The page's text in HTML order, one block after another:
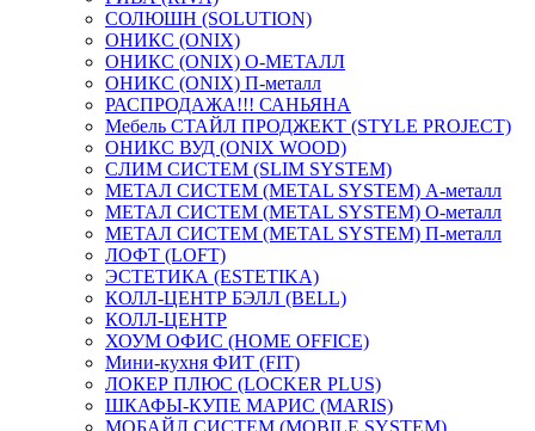
СОЛЮШН (SOLUTION)
ОНИКС (ONIX)
ОНИКС (ONIX) O-МЕТАЛЛ
ОНИКС (ONIX) П-металл
РАСПРОДАЖА!!! САНЬЯНА
Мебель СТАЙЛ ПРОДЖЕКТ (STYLE PROJECT)
ОНИКС ВУД (ONIX WOOD)
СЛИМ СИСТЕМ (SLIM SYSTEM)
МЕТАЛ СИСТЕМ (METAL SYSTEM) А-металл
МЕТАЛ СИСТЕМ (METAL SYSTEM) О-металл
МЕТАЛ СИСТЕМ (METAL SYSTEM) П-металл
ЛОФТ (LOFT)
ЭСТЕТИКА (ESTETIKA)
КОЛЛ-ЦЕНТР БЭЛЛ (BELL)
КОЛЛ-ЦЕНТР
ХОУМ ОФИС (HOME OFFICE)
Мини-кухня ФИТ (FIT)
ЛОКЕР ПЛЮС (LOCKER PLUS)
ШКАФЫ-КУПЕ МАРИС (MARIS)
МОБАЙЛ СИСТЕМ (MOBILE SYSTEM)